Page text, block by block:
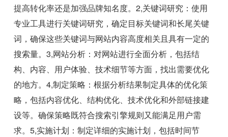
提高转化率还是加强品牌知名度。2,关键词研究：使用
专业工具进行关键词研究，确定目标关键词和长尾关键
词，确保这些关键词与网站内容高度相关且具有一定的
搜索量。3,网站分析：对网站进行全面分析，包括结
构、内容、用户体验、技术细节等方面，找出需要优化
的地方。4,制定策略：根据分析结果制定具体的优化策
略，包括内容优化、结构优化、技术优化和外部链接建
设等。确保策略既符合搜索引擎规则又能满足用户需
求。5,实施计划：制定详细的实施计划，包括时间节